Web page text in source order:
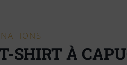
SHIRT À